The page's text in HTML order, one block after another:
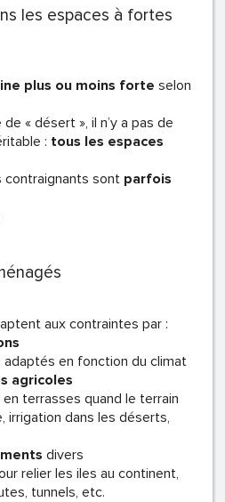
les espaces à fortes
plus ou moins forte selon
« désert », il n’y a pas de
: tous les espaces
contraignants sont parfois
aux contraintes par :
adaptés en fonction du climat
agricoles
terrasses quand le terrain
irrigation dans les déserts,
divers
relier les iles au continent,
tunnels, etc.